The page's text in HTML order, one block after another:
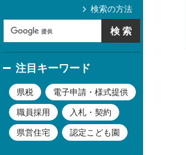
検索の方法
注目キーワード
県税 電子申請・様式提供
職員採用 入札・契約
県営住宅 認定こども園